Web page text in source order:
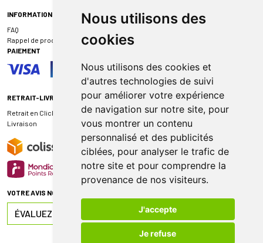
Nous utilisons des
cookies
Nous utilisons des cookies et
d'autres technologies de suivi
pour améliorer votre expérience
de navigation sur notre site, pour
vous montrer un contenu
personnalisé et des publicités
ciblées, pour analyser le trafic de
notre site et pour comprendre la
provenance de nos visiteurs.
J'accepte
Je refuse
INFORMATIONS
FAQ
Rappel de produit
PAIEMENT
RETRAIT-LIVRAISON
Retrait en Click & Collect
Livraison
VOTRE AVIS NOUS INTÉRESSE
ÉVALUEZ-NOUS SUR